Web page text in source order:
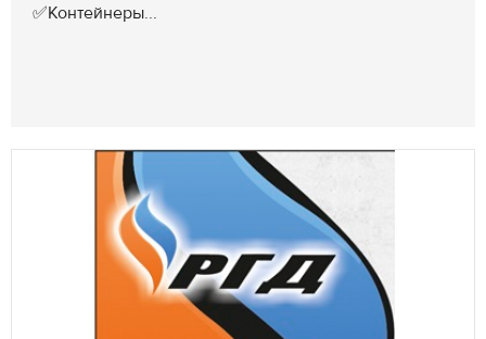
✅Контейнеры...